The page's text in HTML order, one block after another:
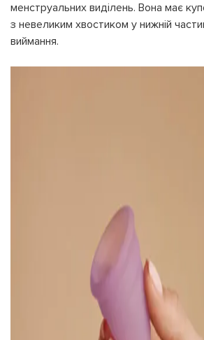
менструальних виділень. Вона має
з невеликим хвостиком у нижній
виймання.